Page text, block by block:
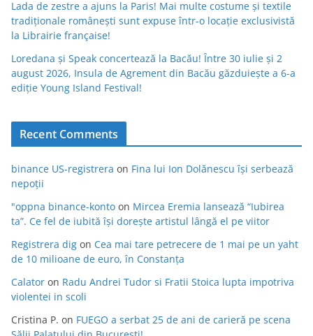
Lada de zestre a ajuns la Paris! Mai multe costume și textile
tradiționale românești sunt expuse într-o locație exclusivistă
la Librairie française!
Loredana și Speak concertează la Bacău! Între 30 iulie și 2
august 2026, Insula de Agrement din Bacău găzduiește a 6-a
ediție Young Island Festival!
Recent Comments
binance US-registrera on Fina lui Ion Dolănescu își serbează
nepoții
"oppna binance-konto on Mircea Eremia lansează “Iubirea
ta”. Ce fel de iubită își dorește artistul lângă el pe viitor
Registrera dig on Cea mai tare petrecere de 1 mai pe un yaht
de 10 milioane de euro, în Constanța
Calator on Radu Andrei Tudor si Fratii Stoica lupta impotriva
violentei in scoli
Cristina P. on FUEGO a serbat 25 de ani de carieră pe scena